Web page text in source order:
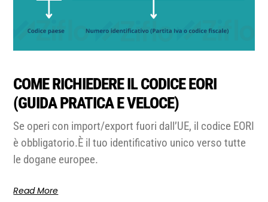
COME RICHIEDERE IL CODICE EORI
(GUIDA PRATICA E VELOCE)
Se operi con import/export fuori dall’UE, il codice EORI
è obbligatorio.È il tuo identificativo unico verso tutte
le dogane europee.
Read More